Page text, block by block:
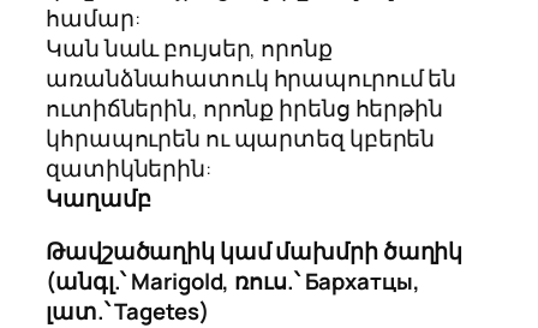
համար:
Կան նաև բույսեր, որոնք
առանձնահատուկ հրապուրում են
ուտիճներին, որոնք իրենց հերթին
կհրապուրեն ու պարտեզ կբերեն
զատիկներին:
Կաղամբ
Թավշածաղիկ կամ մախմրի ծաղիկ
(անգլ.՝Marigold, ռուս.՝Бархатцы,
լատ.՝Tagetes)